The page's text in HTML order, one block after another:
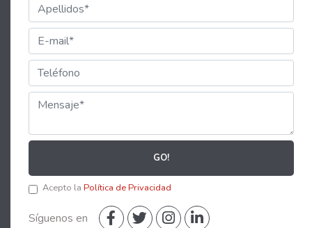
GO!
Acepto la Política de Privacidad
Síguenos en